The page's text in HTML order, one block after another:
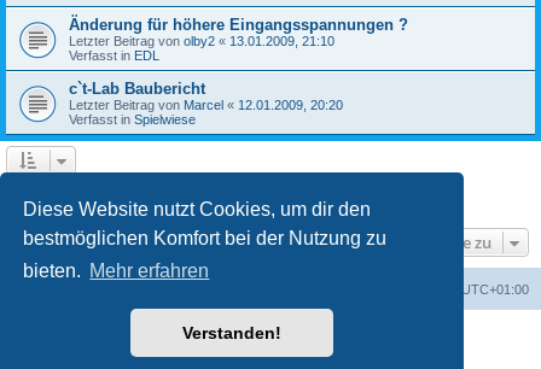
Diese Website nutzt Cookies, um dir den
bestmöglichen Komfort bei der Nutzung zu
bieten. Mehr erfahren
Verstanden!
Änderung für höhere Eingangsspannungen ?
Letzter Beitrag von olby2 « 13.01.2009, 21:10
Verfasst in EDL
c`t-Lab Baubericht
Letzter Beitrag von Marcel « 12.01.2009, 20:20
Verfasst in Spielwiese
Gehe zu
UTC+01:00
Powered byphpBB® Forum Software © phpBB Limited
phpBB.de